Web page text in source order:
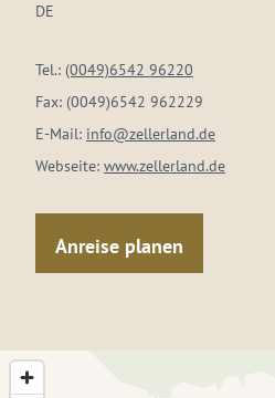
DE
Tel.: (0049)6542 96220
Fax: (0049)6542 962229
E-Mail: info@zellerland.de
Webseite: www.zellerland.de
Anreise planen